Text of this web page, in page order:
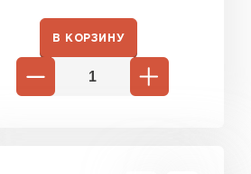
В КОРЗИНУ